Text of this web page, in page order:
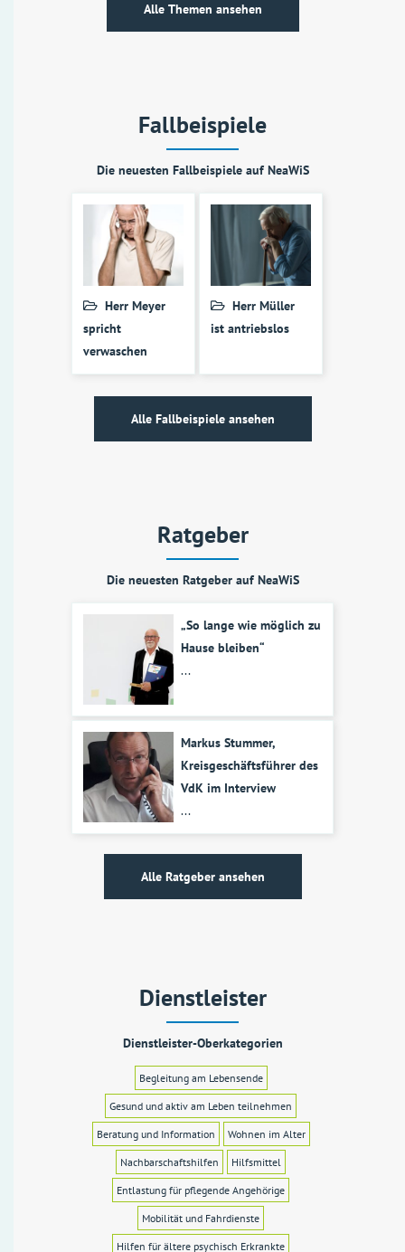
Alle Themen ansehen
Fallbeispiele
Die neuesten Fallbeispiele auf NeaWiS
Herr Meyer
spricht
verwaschen
Herr Müller
ist antriebslos
Alle Fallbeispiele ansehen
Ratgeber
Die neuesten Ratgeber auf NeaWiS
„So lange wie möglich zu
Hause bleiben“
...
Markus Stummer,
Kreisgeschäftsführer des
VdK im Interview
...
Alle Ratgeber ansehen
Dienstleister
Dienstleister-Oberkategorien
Begleitung am Lebensende
Gesund und aktiv am Leben teilnehmen
Beratung und Information Wohnen im Alter
Nachbarschaftshilfen Hilfsmittel
Entlastung für pflegende Angehörige
Mobilität und Fahrdienste
Hilfen für ältere psychisch Erkrankte